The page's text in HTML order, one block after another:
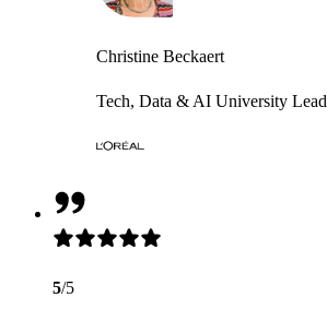
Christine Beckaert
Tech, Data & AI University Lead
5/5